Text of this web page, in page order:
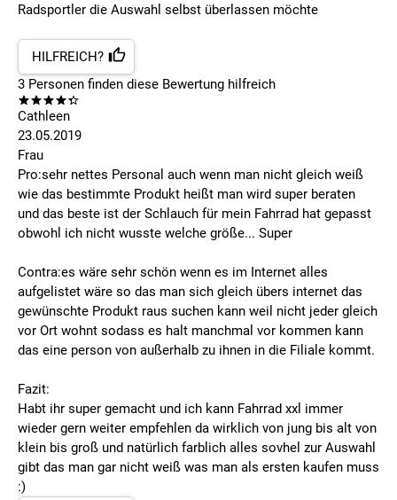
Radsportler die Auswahl selbst überlassen möchte
HILFREICH?
3 Personen finden diese Bewertung hilfreich
Cathleen
23.05.2019
Frau
Pro:sehr nettes Personal auch wenn man nicht gleich weiß
wie das bestimmte Produkt heißt man wird super beraten
und das beste ist der Schlauch für mein Fahrrad hat gepasst
obwohl ich nicht wusste welche größe... Super
Contra:es wäre sehr schön wenn es im Internet alles
aufgelistet wäre so das man sich gleich übers internet das
gewünschte Produkt raus suchen kann weil nicht jeder gleich
vor Ort wohnt sodass es halt manchmal vor kommen kann
das eine person von außerhalb zu ihnen in die Filiale kommt.
Fazit:
Habt ihr super gemacht und ich kann Fahrrad xxl immer
wieder gern weiter empfehlen da wirklich von jung bis alt von
klein bis groß und natürlich farblich alles sovhel zur Auswahl
gibt das man gar nicht weiß was man als ersten kaufen muss
:)